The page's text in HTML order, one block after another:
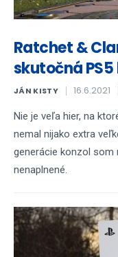
Ratchet &
skutočná
JÁN KISTY 16.6.2021
Nie je veľa hier, na
nemal nijako extra
generácie konzol som
nenaplnené.